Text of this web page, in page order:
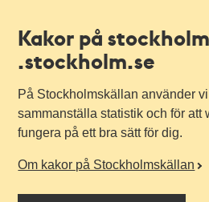
Kakor på
.stockholm.se
På Stockholmskällan använder
sammanställa statistik och för att
fungera på ett bra sätt för dig.
Om kakor på Stockholmskällan